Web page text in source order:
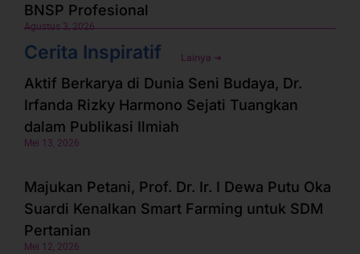
BNSP Profesional
Agustus 3, 2026
Cerita Inspiratif Lainya ➜
Aktif Berkarya di Dunia Seni Budaya, Dr.
Irfanda Rizky Harmono Sejati Tuangkan
dalam Publikasi Ilmiah
Mei 13, 2026
Majukan Petani, Prof. Dr. Ir. I Dewa Putu Oka
Suardi Kenalkan Smart Farming untuk SDM
Pertanian
Mei 12, 2026